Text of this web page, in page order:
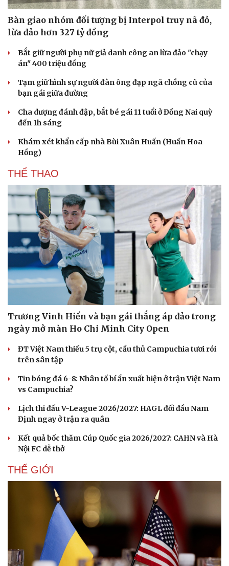
Du lịch
Tư vấn
Săn Tour
check-in
Podcast
Đọc truyện đêm khuya
Bàn giao nhóm đối tượng bị Interpol truy nã đỏ,
lừa đảo hơn 327 tỷ đồng
Bắt giữ người phụ nữ giả danh công an lừa đảo "chạy
án" 400 triệu đồng
Tạm giữ hình sự người đàn ông đạp ngã chồng cũ của
bạn gái giữa đường
Cha dượng đánh đập, bắt bé gái 11 tuổi ở Đồng Nai quỳ
đến 1h sáng
Khám xét khẩn cấp nhà Bùi Xuân Huấn (Huấn Hoa
Hồng)
THỂ THAO
Trương Vinh Hiển và bạn gái thắng áp đảo trong
ngày mở màn Ho Chi Minh City Open
ĐT Việt Nam thiếu 5 trụ cột, cầu thủ Campuchia tươi rói
trên sân tập
Tin bóng đá 6-8: Nhân tố bí ẩn xuất hiện ở trận Việt Nam
vs Campuchia?
Lịch thi đấu V-League 2026/2027: HAGL đối đầu Nam
Định ngay ở trận ra quân
Kết quả bốc thăm Cúp Quốc gia 2026/2027: CAHN và Hà
Nội FC dễ thở
THẾ GIỚI